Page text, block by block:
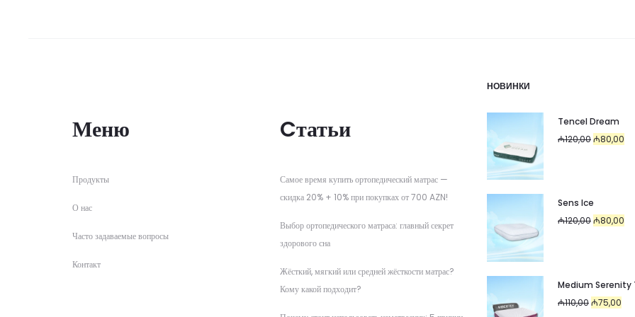
Меню
Продукты
О нас
Часто задаваемые вопросы
Контакт
Cтатьи
Самое время купить ортопедический матрас —
скидка 20% + 10% при покупках от 700 AZN!
Выбор ортопедического матраса: главный секрет
здорового сна
Жёсткий, мягкий или средней жёсткости матрас?
Кому какой подходит?
НОВИНКИ
Tencel Dream
₼120,00₼80,00
Sens Ice
₼120,00₼80,00
Medium Serenity
₼110,00₼75,00